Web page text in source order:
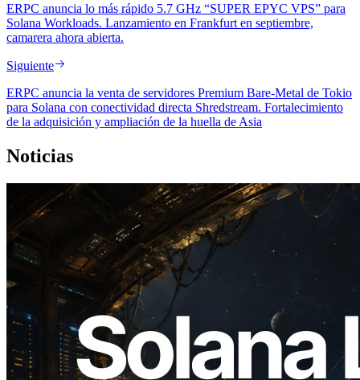
ERPC anuncia lo más rápido 5.7 GHz “SUPER EPYC VPS” para
Solana Workloads. Lanzamiento en Frankfurt en septiembre,
camarera ahora abierta.
Siguiente
ERPC anuncia la venta de servidores Premium Bare-Metal de Tokio
para Solana con conectividad directa Shredstream. Fortalecimiento
de la adquisición y ampliación de la huella de Asia
Noticias
2026.08.05